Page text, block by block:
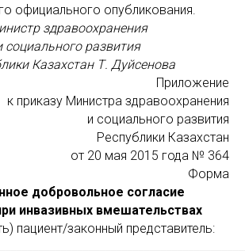
официального опубликования.
здравоохранения
социального развития
Казахстан Т. Дуйсенова
Приложение
к приказу Министра здравоохранения
и социального развития
Республики Казахстан
от 20 мая 2015 года № 364
Форма
добровольное согласие
инвазивных вмешательствах
пациент/законный представитель: